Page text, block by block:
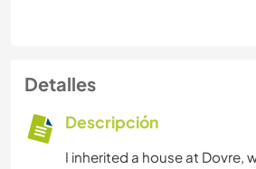
Detalles
Descripción
I inherited a house at Dovre,